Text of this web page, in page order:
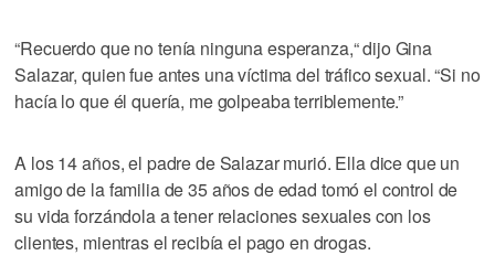
“Recuerdo que no tenía ninguna esperanza,“ dijo Gina
Salazar, quien fue antes una víctima del tráfico sexual. “Si no
hacía lo que él quería, me golpeaba terriblemente.”
A los 14 años, el padre de Salazar murió. Ella dice que un
amigo de la familia de 35 años de edad tomó el control de
su vida forzándola a tener relaciones sexuales con los
clientes, mientras el recibía el pago en drogas.